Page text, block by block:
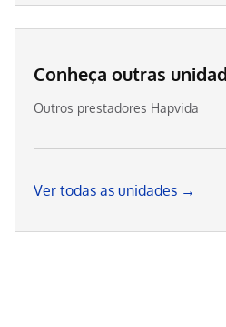
Conheça outras
Outros prestadores Hapvida
Ver todas as unidades →